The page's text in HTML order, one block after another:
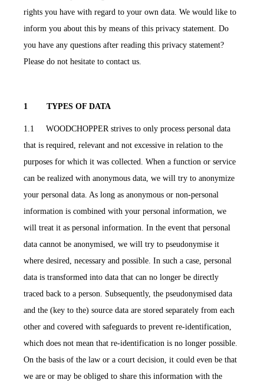
rights you have with regard to your own data. We would like to
inform you about this by means of this privacy statement. Do
you have any questions after reading this privacy statement?
Please do not hesitate to contact us.
1 TYPES OF DATA
1.1 WOODCHOPPER strives to only process personal data
that is required, relevant and not excessive in relation to the
purposes for which it was collected. When a function or service
can be realized with anonymous data, we will try to anonymize
your personal data. As long as anonymous or non-personal
information is combined with your personal information, we
will treat it as personal information. In the event that personal
data cannot be anonymised, we will try to pseudonymise it
where desired, necessary and possible. In such a case, personal
data is transformed into data that can no longer be directly
traced back to a person. Subsequently, the pseudonymised data
and the (key to the) source data are stored separately from each
other and covered with safeguards to prevent re-identification,
which does not mean that re-identification is no longer possible.
On the basis of the law or a court decision, it could even be that
we are or may be obliged to share this information with the